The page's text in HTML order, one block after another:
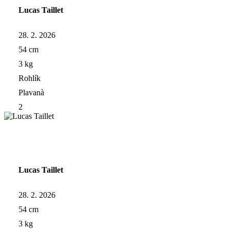
Lucas Taillet
28. 2. 2026
54 cm
3 kg
Rohlík
Plavanà
2
Lucas Taillet
28. 2. 2026
54 cm
3 kg